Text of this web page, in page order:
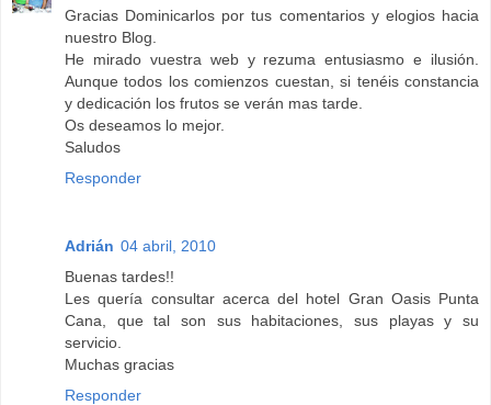
Gracias Dominicarlos por tus comentarios y elogios hacia
nuestro Blog.
He mirado vuestra web y rezuma entusiasmo e ilusión.
Aunque todos los comienzos cuestan, si tenéis constancia
y dedicación los frutos se verán mas tarde.
Os deseamos lo mejor.
Saludos
Responder
Adrián 04 abril, 2010
Buenas tardes!!
Les quería consultar acerca del hotel Gran Oasis Punta
Cana, que tal son sus habitaciones, sus playas y su
servicio.
Muchas gracias
Responder